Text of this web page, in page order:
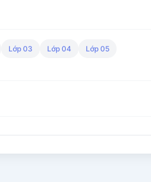
Lớp 03 Lớp 04 Lớp 05